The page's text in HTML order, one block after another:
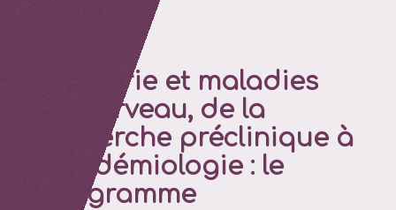
Imagerie et maladies
du cerveau, de la
recherche préclinique à
l’épidémiologie : le
programme